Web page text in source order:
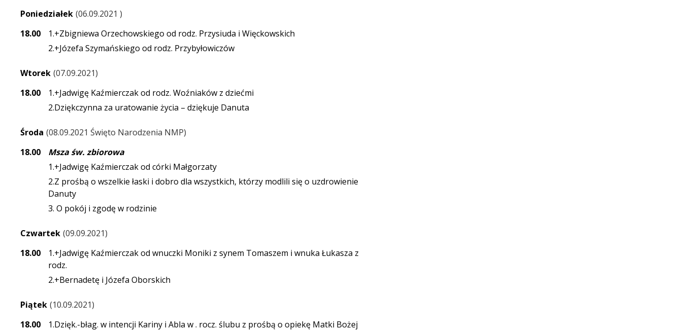
Poniedziałek 06.09.2021
18.00
1.+Zbigniewa Orzechowskiego od rodz. Przysiuda i Więckowskich
2.+Józefa Szymańskiego od rodz. Przybyłowiczów
Wtorek 07.09.2021
18.00
1.+Jadwigę Kaźmierczak od rodz. Woźniaków z dziećmi
2.Dziękczynna za uratowanie życia – dziękuje Danuta
Środa 08.09.2021 Święto Narodzenia NMP
18.00
Msza św. zbiorowa
1.+Jadwigę Kaźmierczak od córki Małgorzaty
2.Z prośbą o wszelkie łaski i dobro dla wszystkich, którzy modlili się o uzdrowienie
Danuty
3. O pokój i zgodę w rodzinie
Czwartek 09.09.2021
18.00
1.+Jadwigę Kaźmierczak od wnuczki Moniki z synem Tomaszem i wnuka Łukasza z
rodz.
2.+Bernadetę i Józefa Oborskich
Piątek 10.09.2021
18.00
1.Dzięk.-błag. w intencji Kariny i Abla w . rocz. ślubu z prośbą o opiekę Matki Bożej